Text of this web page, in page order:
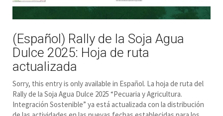
(Español) Rally de la Soja Agua
Dulce 2025: Hoja de ruta
actualizada
Sorry, this entry is only available in Español. La hoja de ruta del
Rally de la Soja Agua Dulce 2025 “Pecuaria y Agricultura.
Integración Sostenible” ya está actualizada con la distribución